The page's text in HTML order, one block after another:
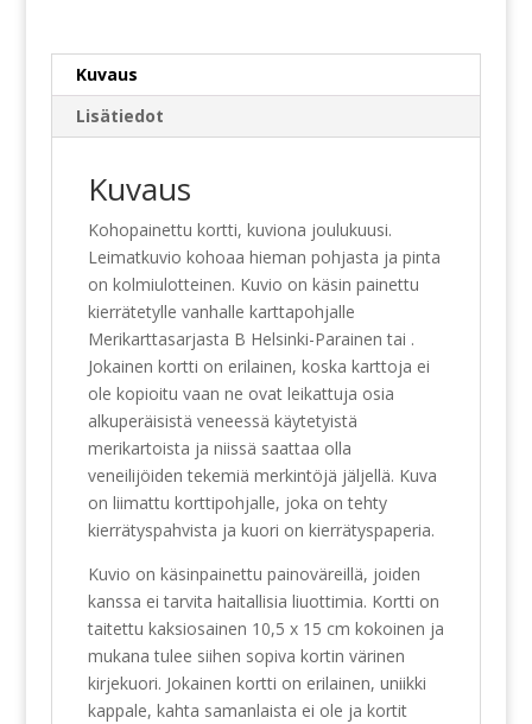
Kuvaus
Lisätiedot
Kuvaus
Kohopainettu kortti, kuviona joulukuusi.
Leimatkuvio kohoaa hieman pohjasta ja pinta
on kolmiulotteinen. Kuvio on käsin painettu
kierrätetylle vanhalle karttapohjalle
Merikarttasarjasta B Helsinki-Parainen tai .
Jokainen kortti on erilainen, koska karttoja ei
ole kopioitu vaan ne ovat leikattuja osia
alkuperäisistä veneessä käytetyistä
merikartoista ja niissä saattaa olla
veneilijöiden tekemiä merkintöjä jäljellä. Kuva
on liimattu korttipohjalle, joka on tehty
kierrätyspahvista ja kuori on kierrätyspaperia.
Kuvio on käsinpainettu painoväreillä, joiden
kanssa ei tarvita haitallisia liuottimia. Kortti on
taitettu kaksiosainen 10,5 x 15 cm kokoinen ja
mukana tulee siihen sopiva kortin värinen
kirjekuori. Jokainen kortti on erilainen, uniikki
kappale, kahta samanlaista ei ole ja kortit